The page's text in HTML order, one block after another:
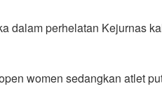
dalam perhelatan Kejurnas
women sedangkan atlet